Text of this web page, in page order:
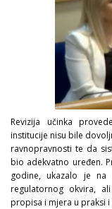
Revizija učinka
institucije nisu bile
ravnopravnosti te da
bio adekvatno uređen.
godine, ukazalo je na
regulatornog okvira,
propisa i mjera u praksi